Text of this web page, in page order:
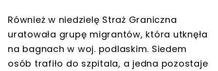
Również w niedzielę Straż Graniczna
uratowała grupę migrantów, która utknęła
na bagnach w woj. podlaskim. Siedem
osób trafiło do szpitala, a jedna pozostaje